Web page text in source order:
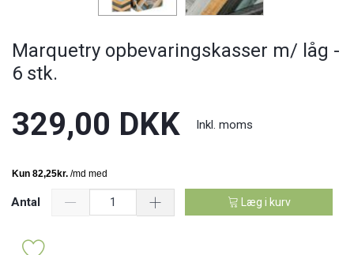
Marquetry opbevaringskasser m/ låg -
6 stk.
329,00 DKK Inkl. moms
Antal Læg i kurv